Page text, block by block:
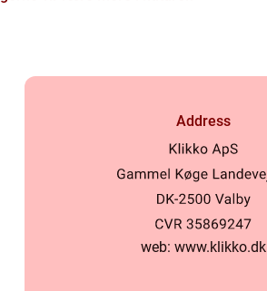
Address
web: www.klikko.dk